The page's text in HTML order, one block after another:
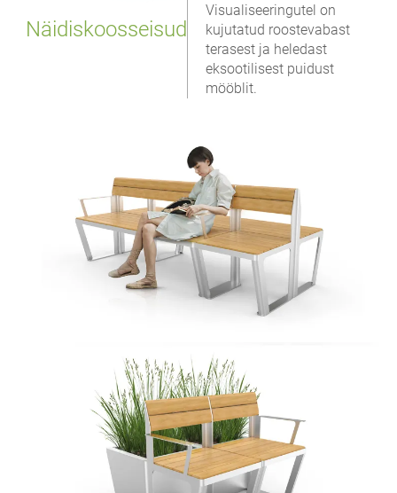
Näidiskoosseisud
Visualiseeringutel on
kujutatud roostevabast
terasest ja heledast
eksootilisest puidust
mööblit.